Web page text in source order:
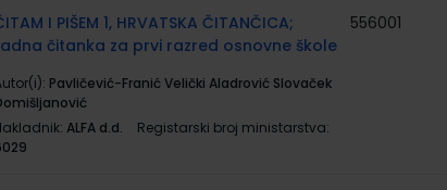
I PIŠEM 1, HRVATSKA ČITANČICA;
čitanka za prvi razred osnovne škole
Pavličević-Franić Velički Aladrović Slovaček
ALFA d.d.
Registarski broj ministarstva:
556001